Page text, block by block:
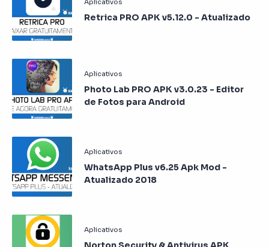
Retrica PRO APK v5.12.0 - Atualizado
Photo Lab PRO APK v3.0.23 - Editor
de Fotos para Android
WhatsApp Plus v6.25 Apk Mod -
Atualizado 2018